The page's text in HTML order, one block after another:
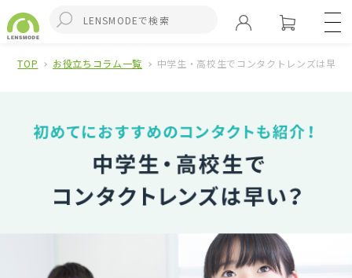
TOP お役立ちコラム一覧 中学生・高校生でコンタクトレンズは早